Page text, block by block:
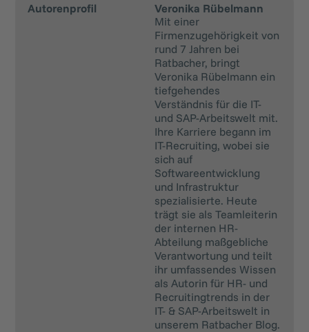
Autorenprofil
Veronika Rübelmann
Mit einer
Firmenzugehörigkeit von
rund 7 Jahren bei
Ratbacher, bringt
Veronika Rübelmann ein
tiefgehendes
Verständnis für die IT-
und SAP-Arbeitswelt mit.
Ihre Karriere begann im
IT-Recruiting, wobei sie
sich auf
Softwareentwicklung
und Infrastruktur
spezialisierte. Heute
trägt sie als Teamleiterin
der internen HR-
Abteilung maßgebliche
Verantwortung und teilt
ihr umfassendes Wissen
als Autorin für HR- und
Recruitingtrends in der
IT- & SAP-Arbeitswelt in
unserem Ratbacher Blog.